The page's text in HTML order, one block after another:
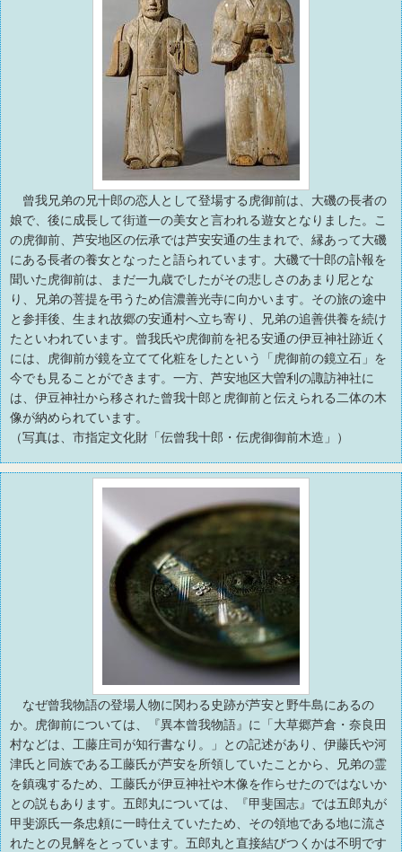
曾我兄弟の兄十郎の恋人として登場する虎御前は、大磯の長者の
娘で、後に成長して街道一の美女と言われる遊女となりました。こ
の虎御前、芦安地区の伝承では芦安安通の生まれで、縁あって大磯
にある長者の養女となったと語られています。大磯で十郎の訃報を
聞いた虎御前は、まだ一九歳でしたがその悲しさのあまり尼とな
り、兄弟の菩提を弔うため信濃善光寺に向かいます。その旅の途中
と参拝後、生まれ故郷の安通村へ立ち寄り、兄弟の追善供養を続け
たといわれています。曾我氏や虎御前を祀る安通の伊豆神社跡近く
には、虎御前が鏡を立てて化粧をしたという「虎御前の鏡立石」を
今でも見ることができます。一方、芦安地区大曽利の諏訪神社に
は、伊豆神社から移された曾我十郎と虎御前と伝えられる二体の木
像が納められています。
（写真は、市指定文化財「伝曾我十郎・伝虎御御前木造」）
なぜ曾我物語の登場人物に関わる史跡が芦安と野牛島にあるの
か。虎御前については、『異本曾我物語』に「大草郷芦倉・奈良田
村などは、工藤庄司が知行書なり。」との記述があり、伊藤氏や河
津氏と同族である工藤氏が芦安を所領していたことから、兄弟の霊
を鎮魂するため、工藤氏が伊豆神社や木像を作らせたのではないか
との説もあります。五郎丸については、『甲斐国志』では五郎丸が
甲斐源氏一条忠頼に一時仕えていたため、その領地である地に流さ
れたとの見解をとっています。五郎丸と直接結びつくかは不明です